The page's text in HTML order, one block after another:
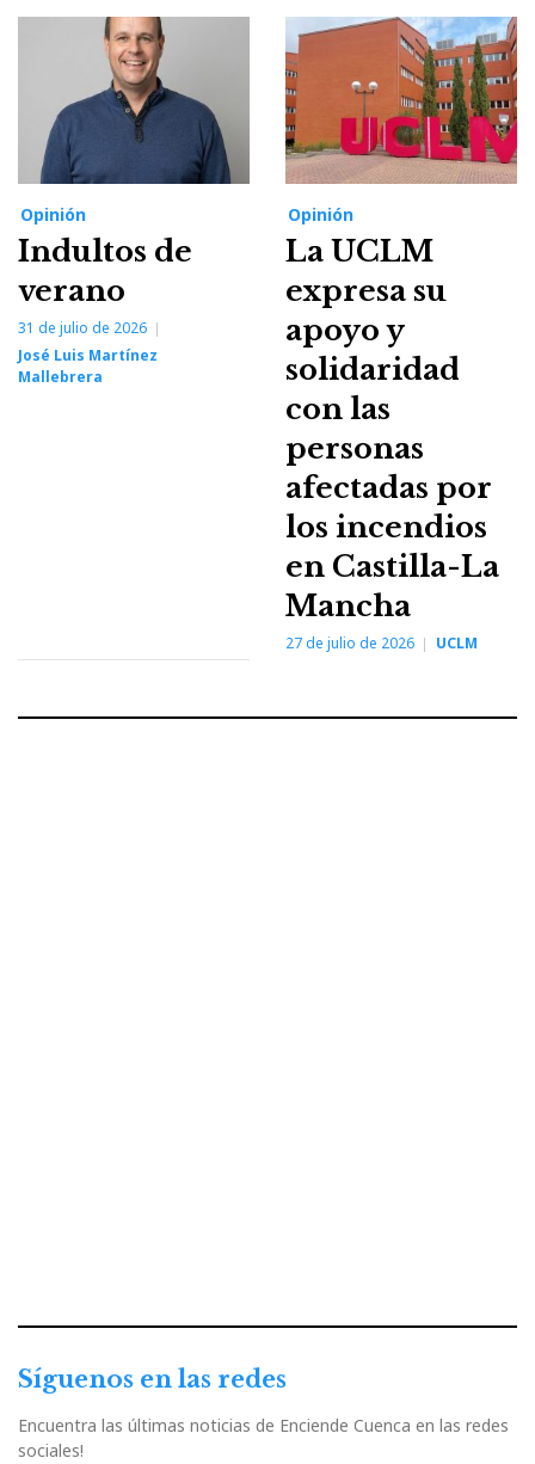
Opinión
Indultos de
verano
31 de julio de 2026
José Luis Martínez
Mallebrera
Opinión
La UCLM
expresa su
apoyo y
solidaridad
con las
personas
afectadas por
los incendios
en Castilla-La
Mancha
27 de julio de 2026 UCLM
Síguenos en las redes
Encuentra las últimas noticias de Enciende Cuenca en las redes
sociales!